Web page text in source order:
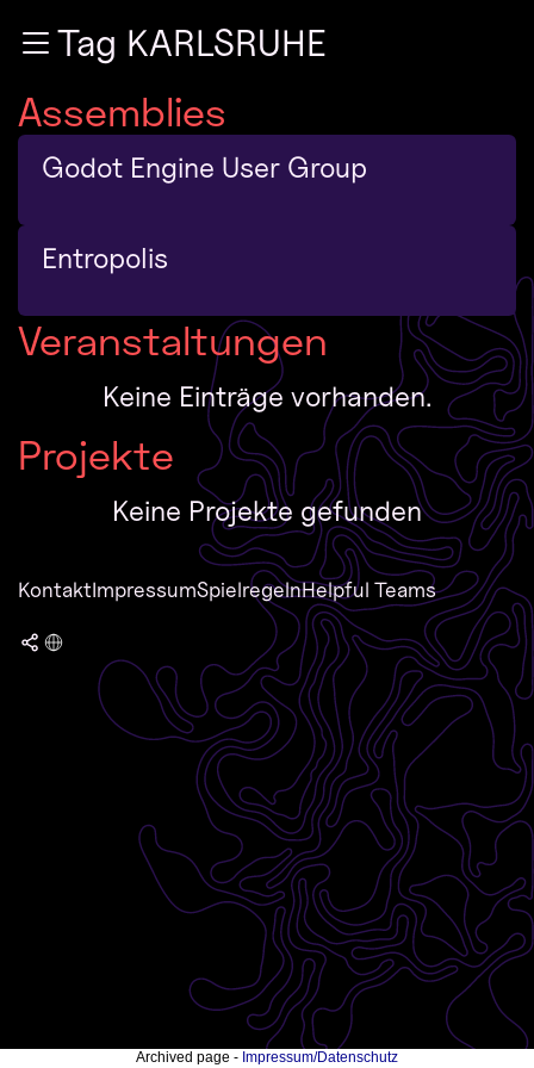
Zum InhaltTag KARLSRUHE
Assemblies
Godot Engine User Group
Entropolis
Veranstaltungen
Keine Einträge vorhanden.
Projekte
Keine Projekte gefunden
KontaktImpressumSpielregelnHelpful Teams
Archived page - Impressum/Datenschutz